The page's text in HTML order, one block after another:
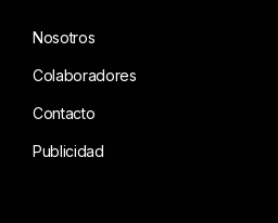
Nosotros
Colaboradores
Contacto
Publicidad